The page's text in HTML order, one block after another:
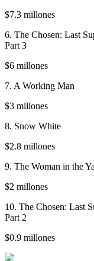
$7.3 millones
6. The Chosen: Last
Part 3
$6 millones
7. A Working Man
$3 millones
8. Snow White
$2.8 millones
9. The Woman in the
$2 millones
10. The Chosen: Last
Part 2
$0.9 millones